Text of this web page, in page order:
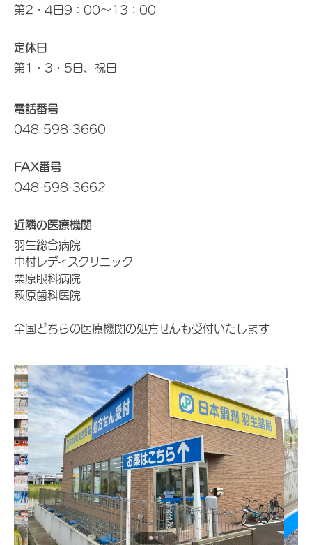
第2・4日9：00～13：00
定休日
第1・3・5日、祝日
電話番号
048-598-3660
FAX番号
048-598-3662
近隣の医療機関
羽生総合病院
中村レディスクリニック
栗原眼科病院
萩原歯科医院
全国どちらの医療機関の処方せんも受付いたします